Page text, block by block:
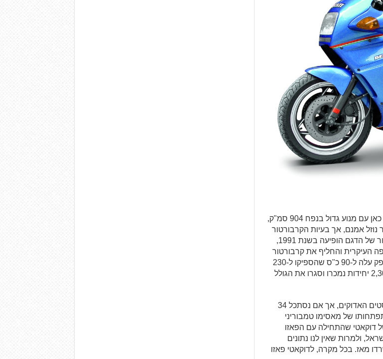
(בתמונה הראש הידיעה), כאן עם מנוע גדול בנפח 904 סמ"ק,
נוזל אמנם, אך בעיות הקרבורטור
לא נעלמו. ה-906 נמכר ב-1,802 יחידות בלבד. שירת הברבור של הדגם הופיעה בשנת 1991,
העיקרית והחליף את קרבורטור
מבית וובר בהזרקת דלק אלקטרונית מבית אותו היצרן. ההספק עלה ל-90 כ"ס שהספיקו ל-230
קמ"ש, והחישוקים גדלו ל-17″ לטובת יציבות מוגברת. רק 2,303 יחידות נמכרו וסגרו את הגולל
הפאזו אולי לא נחשב בזמנו לדוקאטי קלאסי בעיני הדוקאטיסטים האדוקים, אך אם נסתכל 34
של מאסימו טמבוריני
דוקאטי שהתחילה עם הפאזו
בישראל, ולמרות שאין לנו נתונים
מאז. בכל מקרה, לדוקאטי פאזו